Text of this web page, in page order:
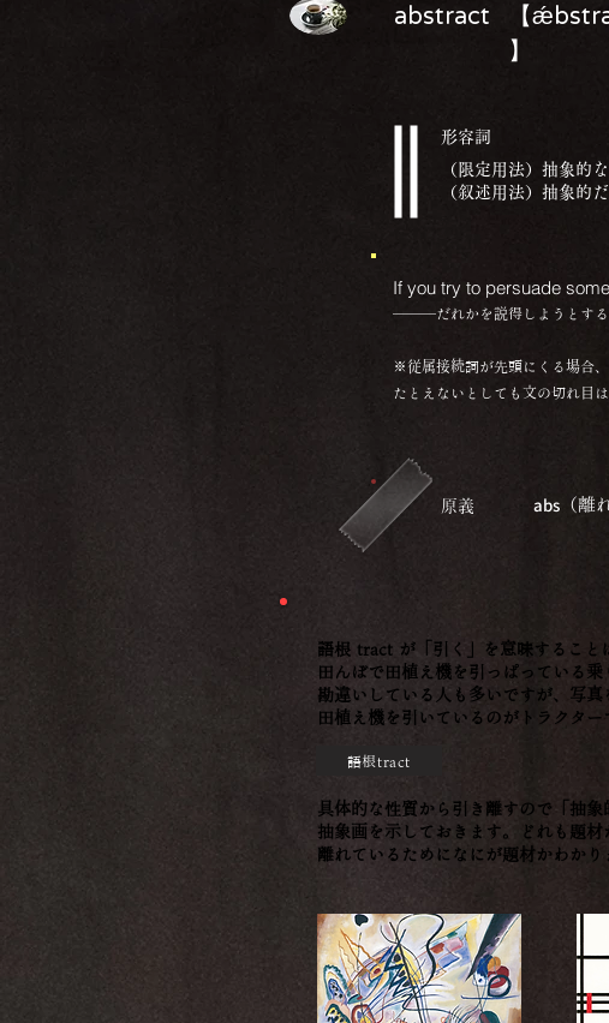
abstract
【
】
​形容詞
（限定用法）抽象的
（叙述用法）抽象的
If you try to persuade
―――だれかを説得しようとする
※従属接続詞が先頭にくる場合
たとえないとしても文の切れ目
​原義 abs （離
語根 tract が「引く」を意味すること
田んぼで田植え機を引っぱっている乗
勘違いしている人も多いですが、写真
田植え機を引いているのがトラクター
具体的な性質から引き離すので「抽象
抽象画を示しておきます。どれも題
離れているためになにが題材かわか
語根tract